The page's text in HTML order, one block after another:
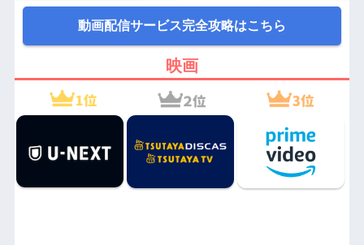
動画配信サービス完全攻略はこちら
映画